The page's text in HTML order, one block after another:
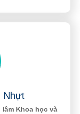
Nhựt
Khoa học và